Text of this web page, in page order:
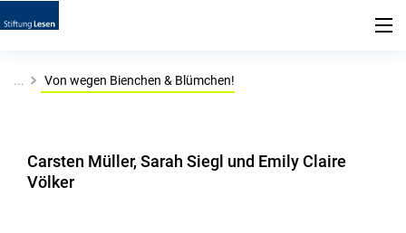
... Von wegen Bienchen & Blümchen!
Carsten Müller, Sarah Siegl und Emily Claire
Völker